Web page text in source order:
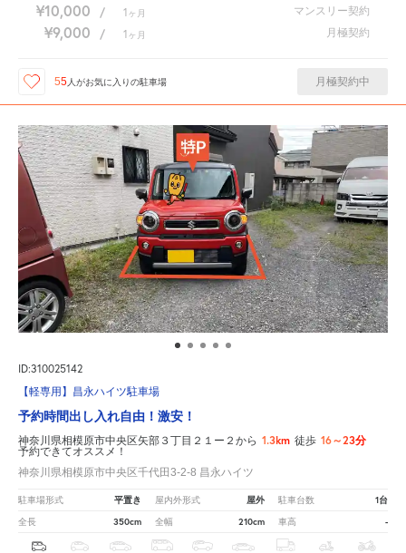
¥10,000 / 1 ヶ月 マンスリー契約
¥9,000 / 1 ヶ月 月極契約
55人がお気に入りの駐車場 月極契約中
ID:310025142
【軽専用】昌永ハイツ駐車場
予約時間出し入れ自由！激安！
神奈川県相模原市中央区矢部３丁目２１ー２から 1.3km 徒歩 16～23分
予約できてオススメ！
神奈川県相模原市中央区千代田3-2-8 昌永ハイツ
駐車場形式 平置き 屋内外形式 屋外 駐車台数 1台
全長 350cm 全幅 210cm 車高 -